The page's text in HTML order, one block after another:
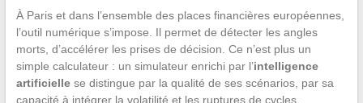
À Paris et dans l’ensemble des places financières européennes,
l’outil numérique s’impose. Il permet de détecter les angles
morts, d’accélérer les prises de décision. Ce n’est plus un
simple calculateur : un simulateur enrichi par l’intelligence
artificiellese distingue par la qualité de ses scénarios, par sa
capacité à intégrer la volatilité et les ruptures de cycles.